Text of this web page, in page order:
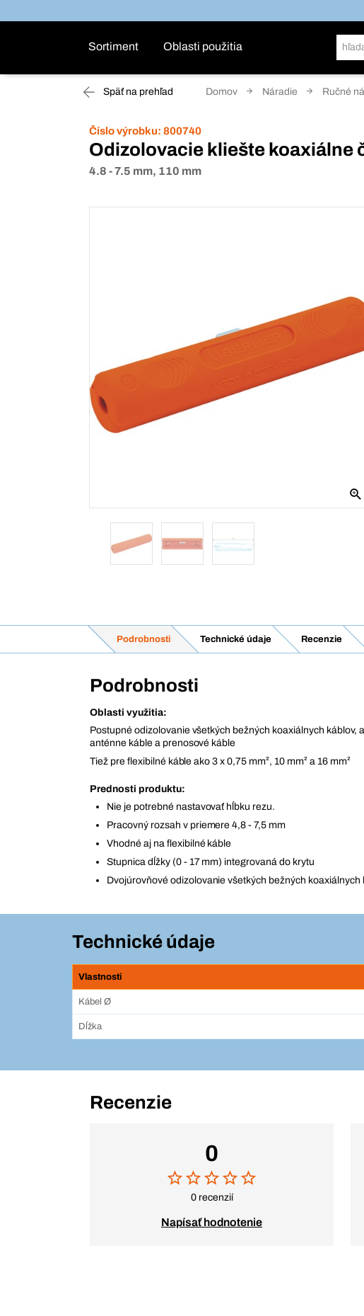
Sortiment Oblasti použitia
Späť na prehľad Domov Náradie Ručné
Číslo výrobku: 800740
Odizolovacie kliešte koaxiálne
4.8 - 7.5 mm, 110 mm
Podrobnosti Technické údaje Recenzie
Podrobnosti
Oblasti využitia:
Postupné odizolovanie všetkých bežných koaxiálnych káblov,
anténne káble a prenosové káble
Tiež pre flexibilné káble ako 3 x 0,75 mm², 10 mm² a 16 mm²
Prednosti produktu:
Nie je potrebné nastavovať hĺbku rezu.
Pracovný rozsah v priemere 4,8 - 7,5 mm
Vhodné aj na flexibilné káble
Stupnica dĺžky (0 - 17 mm) integrovaná do krytu
Dvojúrovňové odizolovanie všetkých bežných koaxiálnych
Technické údaje
Vlastnosti
Kábel Ø
Dĺžka
Recenzie
0
0 recenzií
Napísať hodnotenie